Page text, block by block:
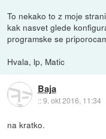
To nekako to z moje
kak nasvet glede
programske se
Hvala, lp, Matic
Baja
::9. okt 2016, 11:34
na kratko.